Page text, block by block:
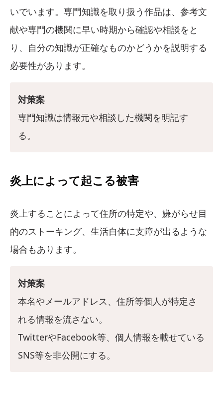
いでいます。専門知識を取り扱う作品は、参考文
献や専門の機関に早い時期から確認や相談をと
り、自分の知識が正確なものかどうかを説明する
必要性があります。
対策案
専門知識は情報元や相談した機関を明記す
る。
炎上によって起こる被害
炎上することによって住所の特定や、嫌がらせ目
的のストーキング、生活自体に支障が出るような
場合もあります。
対策案
本名やメールアドレス、住所等個人が特定さ
れる情報を流さない。
TwitterやFacebook等、個人情報を載せている
SNS等を非公開にする。